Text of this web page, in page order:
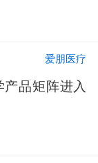
爱朋医疗
品矩阵进入